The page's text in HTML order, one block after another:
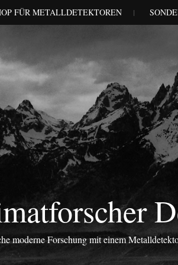
FÜR METALLDETEKTOREN
moderne Forschung mit einem